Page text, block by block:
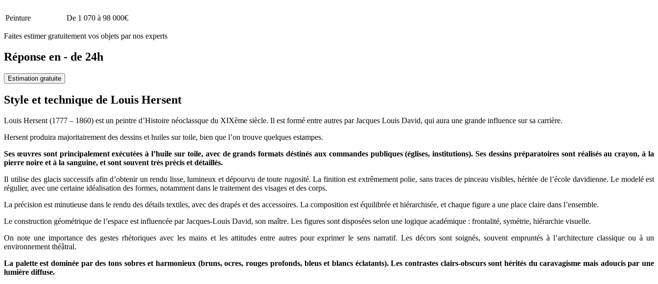
Peinture De 1 070 à 98 000€
Faites estimer gratuitement vos objets par nos experts
Réponse en - de 24h
Estimation gratuite
Style et technique de Louis Hersent
Louis Hersent (1777 – 1860) est un peintre d’Histoire néoclassque du XIXème siècle. Il est formé entre autres par Jacques Louis David, qui aura une grande influence sur sa carrière.
Hersent produira majoritairement des dessins et huiles sur toile, bien que l’on trouve quelques estampes.
Ses œuvres sont principalement exécutées à l’huile sur toile, avec de grands formats déstinés aux commandes publiques (églises, institutions). Ses dessins préparatoires sont réalisés au crayon, à la
pierre noire et à la sanguine, et sont souvent très précis et détaillés.
Il utilise des glacis successifs afin d’obtenir un rendu lisse, lumineux et dépourvu de toute rugosité. La finition est extrêmement polie, sans traces de pinceau visibles, héritée de l’école davidienne. Le modelé est
régulier, avec une certaine idéalisation des formes, notamment dans le traitement des visages et des corps.
La précision est minutieuse dans le rendu des détails textiles, avec des drapés et des accessoires. La composition est équilibrée et hiérarchisée, et chaque figure a une place claire dans l’ensemble.
Le construction géométrique de l’espace est influencée par Jacques-Louis David, son maître. Les figures sont disposées selon une logique académique : frontalité, symétrie, hiérarchie visuelle.
On note une importance des gestes rhétoriques avec les mains et les attitudes entre autres pour exprimer le sens narratif. Les décors sont soignés, souvent empruntés à l’architecture classique ou à un
environnement théâtral.
La palette est dominée par des tons sobres et harmonieux (bruns, ocres, rouges profonds, bleus et blancs éclatants). Les contrastes clairs-obscurs sont hérités du caravagisme mais adoucis par une
lumière diffuse.